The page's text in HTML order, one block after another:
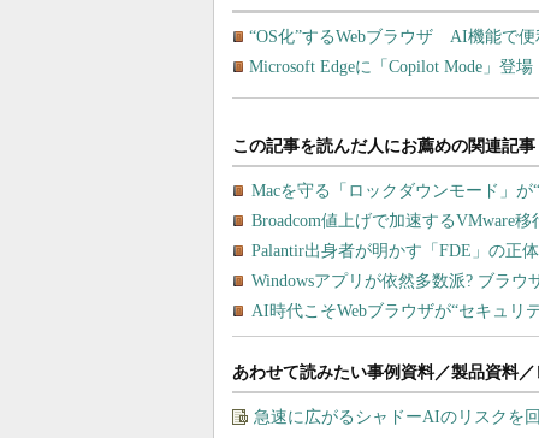
“OS化”するWebブラウザ AI機能で
Microsoft Edgeに「Copilot Mode」登
あわせて読みたい事例資料／製品資料
急速に広がるシャドーAIのリスクを